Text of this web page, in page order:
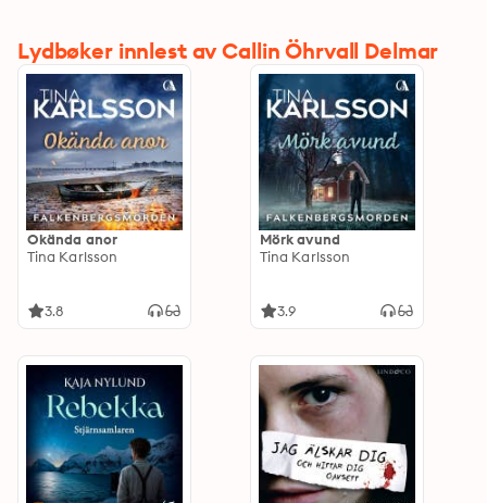
Lydbøker innlest av Callin Öhrvall Delmar
Okända anor
Tina Karlsson
3.8
Mörk avund
Tina Karlsson
3.9